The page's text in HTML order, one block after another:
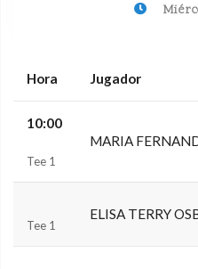
Hora Jugador
10:00
Tee 1
MARIA
Tee 1
ELISA TERRY